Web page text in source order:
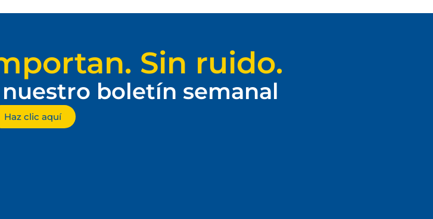
Sin ruido.
boletín semanal
Haz clic aquí